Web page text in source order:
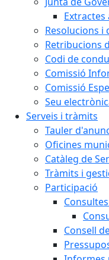
Extractes
Resolucions i
Retribucions
Codi de
Comissió
Comissió
Seu
Serveis i tràmits
Tauler
Oficines
Catàleg de
Tràmits i
Participació
Consell